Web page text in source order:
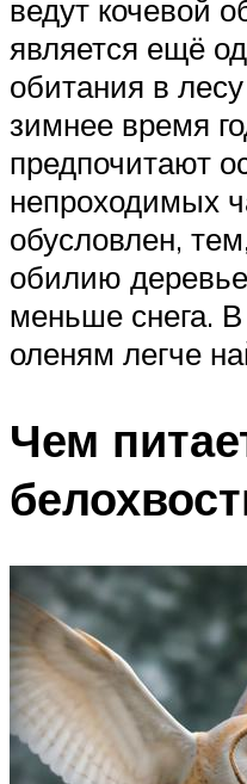
ведут кочевой
является ещё
обитания в
зимнее время
предпочитают
непроходимых
обусловлен,
обилию
меньше снега.
оленям легче
Чем